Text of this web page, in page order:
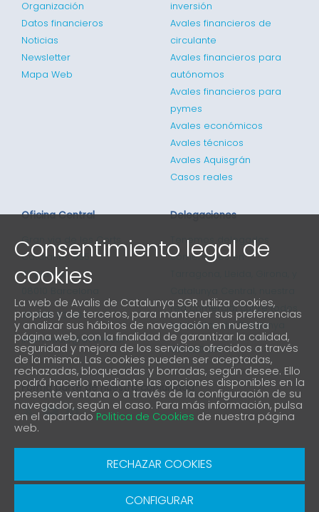
Organización
Datos financieros
Noticias
Newsletter
Mapa Web
inversión
Avales financieros de
circulante
Avales financieros para
autónomos
Avales financieros para
pymes
Avales económicos
Avales técnicos
Avales Aquisgrán
Casos reales
Oficina Central
Gran via de les Corts
Catalanes 635
4ª planta
93 298 02 60
informacio@avalis.cat
Delegaciones
Tenemos delegados
comerciales en
red comercial cubre todos
los puntos de Catalunya
901 900 214
Forma parte de nuestra comunidad
Política de Cookies
Canal denuncia
Consentimiento legal de
cookies
La web de Avalis de Catalunya SGR utiliza cookies,
propias y de terceros, para mantener sus preferencias
y analizar sus hábitos de navegación en nuestra
página web, con la finalidad de garantizar la calidad,
seguridad y mejora de los servicios ofrecidos a través
de la misma. Las cookies pueden ser aceptadas,
rechazadas, bloqueadas y borradas, según desee. Ello
podrá hacerlo mediante las opciones disponibles en la
presente ventana o a través de la configuración de su
navegador, según el caso. Para más información, pulsa
en el apartado Politica de Cookies de nuestra página
web.
RECHAZAR COOKIES
CONFIGURAR